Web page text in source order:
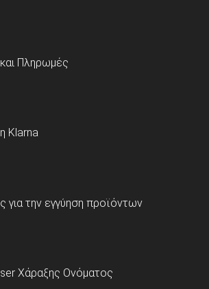
Πληρωμές
Klarna
για την εγγύηση προϊόντων
Χάραξης Ονόματος